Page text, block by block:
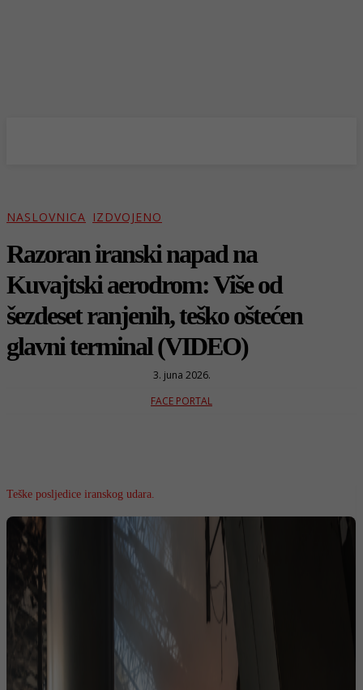
NASLOVNICA IZDVOJENO
Razoran iranski napad na
Kuvajtski aerodrom: Više od
šezdeset ranjenih, teško oštećen
glavni terminal (VIDEO)
3. juna 2026.
FACE PORTAL
Teške posljedice iranskog udara.